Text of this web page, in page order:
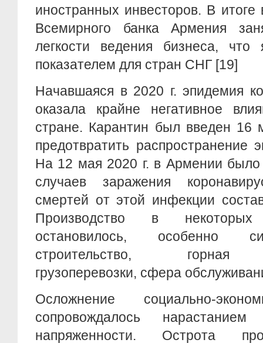
иностранных инвесторов. В
Всемирного банка Армения
легкости ведения бизнеса, что
показателем для стран СНГ [19]
Начавшаяся в 2020 г. эпидемия
оказала крайне негативное
стране. Карантин был введен 16
предотвратить распространение
На 12 мая 2020 г. в Армении
случаев заражения
смертей от этой инфекции
Производство в
остановилось, особенно
строительство, горная
грузоперевозки, сфера
Осложнение социально-
сопровождалось нарастанием
напряженности. Острота